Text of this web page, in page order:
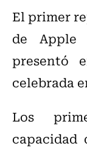
El primer
de Apple
presentó
celebrada
Los